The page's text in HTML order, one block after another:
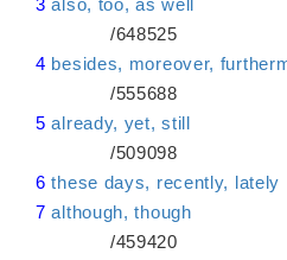
3 also, too, as well
/648525
4 besides, moreover,
/555688
5 already, yet, still
/509098
6 these days, recently, lately
7 although, though
/459420